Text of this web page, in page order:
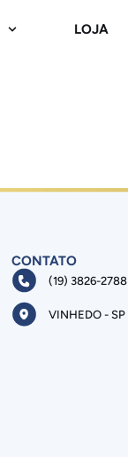
LOJA
CONTATO
(19) 3826-2788
VINHEDO - SP